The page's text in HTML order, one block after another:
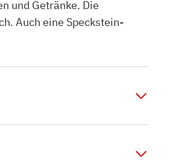
und Getränke. Die
Auch eine Speckstein-